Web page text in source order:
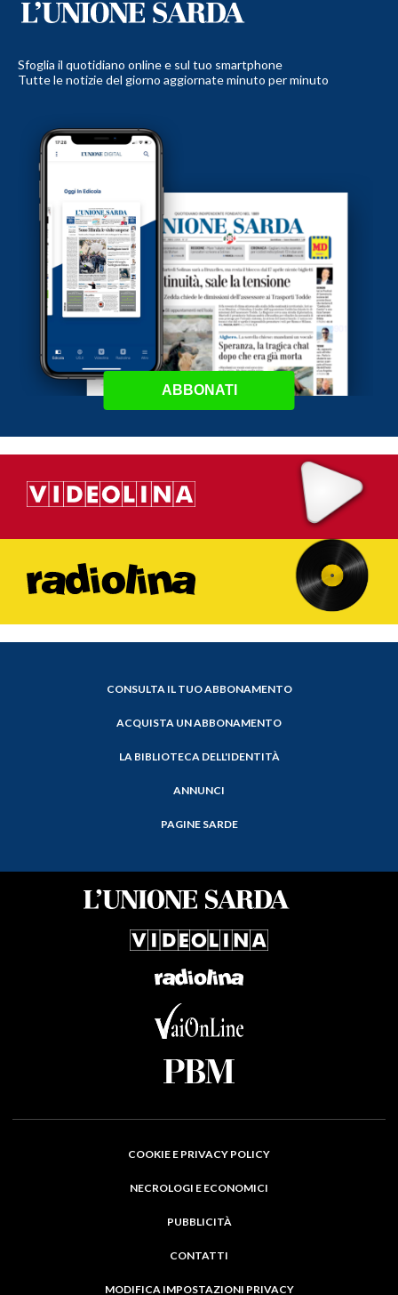
Sfoglia il quotidiano online e sul tuo smartphone
Tutte le notizie del giorno aggiornate minuto per minuto
ABBONATI
CONSULTA IL TUO ABBONAMENTO
ACQUISTA UN ABBONAMENTO
LA BIBLIOTECA DELL'IDENTITÀ
ANNUNCI
PAGINE SARDE
COOKIE E PRIVACY POLICY
NECROLOGI E ECONOMICI
PUBBLICITÀ
CONTATTI
MODIFICA IMPOSTAZIONI PRIVACY